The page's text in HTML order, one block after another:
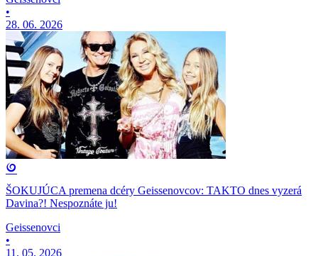
•
28. 06. 2026
ŠOKUJÚCA premena dcéry Geissenovcov: TAKTO dnes vyzerá
Davina?! Nespoznáte ju!
Geissenovci
•
11. 05. 2026